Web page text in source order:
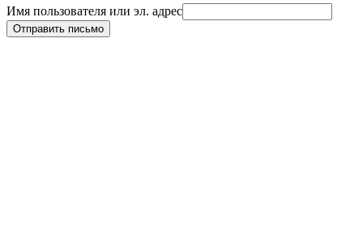
Имя пользователя или эл. адрес
Отправить письмо